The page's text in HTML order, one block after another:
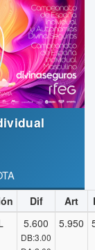
Dif Art
5.600
DB:3.00
5.950